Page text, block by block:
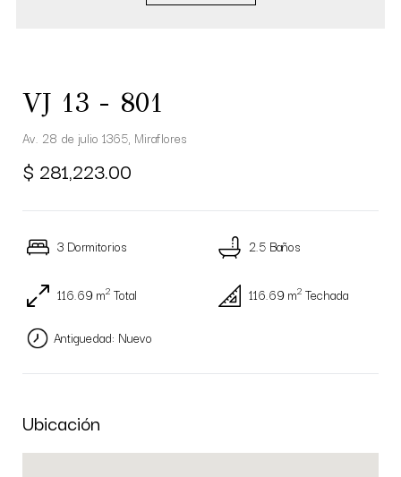
VJ 13 - 801
Av. 28 de julio 1365, Miraflores
$ 281,223.00
3 Dormitorios 2.5 Baños
116.69 m2 Total 116.69 m2 Techada
Antiguedad: Nuevo
Ubicación